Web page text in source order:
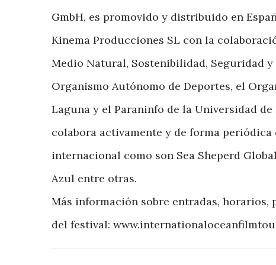
GmbH, es promovido y distribuido en
Kinema Producciones SL con la
Medio Natural, Sostenibilidad, Seguridad
Organismo Autónomo de Deportes, el
Laguna y el Paraninfo de la Universidad
colabora activamente y de forma
internacional como son Sea Sheperd
Azul entre otras.
Más información sobre entradas,
del festival: